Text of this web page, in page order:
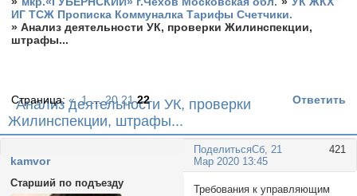
ИГ ТСЖ Прописка Коммуналка Тарифы Счетчики.
»Анализ деятельности УК, проверки Жилинспекции,
штрафы...
Анализ деятельности УК, проверки
Жилинспекции, штрафы...
Страница:« 1 … 20 21 22 Ответить
Поделиться 421
Сб, 21
Мар 2020 13:45
kamvor
Старший по подъезду
Требования к управляющим